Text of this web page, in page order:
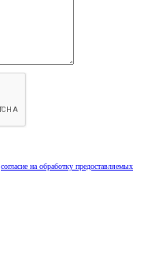
согласие на обработку предоставляемых